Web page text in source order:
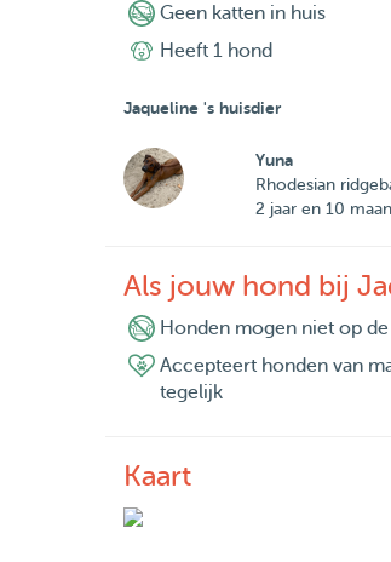
Geen katten in huis
Heeft 1 hond
Jaqueline 's huisdier
Yuna
Rhodesian
2 jaar en 10
Als jouw hond bij
Honden mogen niet op
Accepteert honden van
tegelijk
Kaart